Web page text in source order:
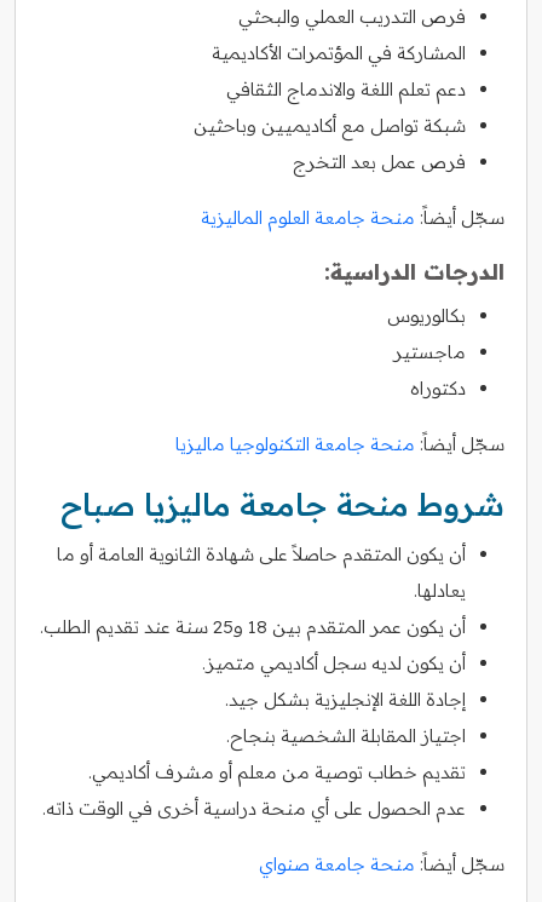
فرص التدريب العملي والبحثي
المشاركة في المؤتمرات الأكاديمية
دعم تعلم اللغة والاندماج الثقافي
شبكة تواصل مع أكاديميين وباحثين
فرص عمل بعد التخرج
سجّل أيضاً: منحة جامعة العلوم الماليزية
الدرجات الدراسية:
بكالوريوس
ماجستير
دكتوراه
سجّل أيضاً: منحة جامعة التكنولوجيا ماليزيا
شروط منحة جامعة ماليزيا صباح
أن يكون المتقدم حاصلاً على شهادة الثانوية العامة أو ما
يعادلها.
أن يكون عمر المتقدم بين 18 و25 سنة عند تقديم الطلب.
أن يكون لديه سجل أكاديمي متميز.
إجادة اللغة الإنجليزية بشكل جيد.
اجتياز المقابلة الشخصية بنجاح.
تقديم خطاب توصية من معلم أو مشرف أكاديمي.
عدم الحصول على أي منحة دراسية أخرى في الوقت ذاته.
سجّل أيضاً: منحة جامعة صنواي